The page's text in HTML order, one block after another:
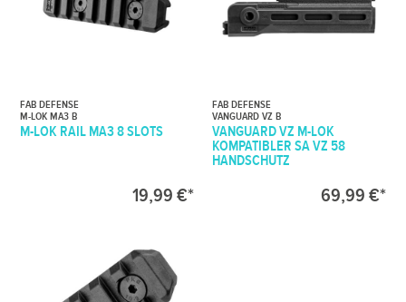
FAB DEFENSE
M-LOK MA3 B
M-LOK RAIL MA3 8 SLOTS
19,99 €*
FAB DEFENSE
VANGUARD VZ B
VANGUARD VZ M-LOK
KOMPATIBLER SA VZ 58
HANDSCHUTZ
69,99 €*